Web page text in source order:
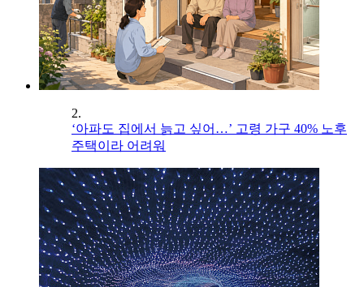
2.
‘아파도 집에서 늙고 싶어…’ 고령 가구 40% 노후
주택이라 어려워